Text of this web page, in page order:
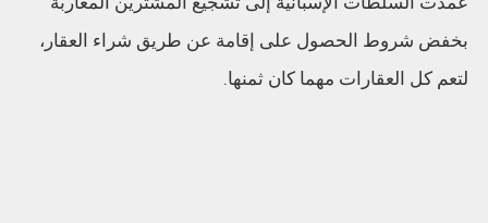
بخفض شروط الحصول على إقامة عن طريق شراء العقار،
لتعم كل العقارات مهما كان ثمنها.